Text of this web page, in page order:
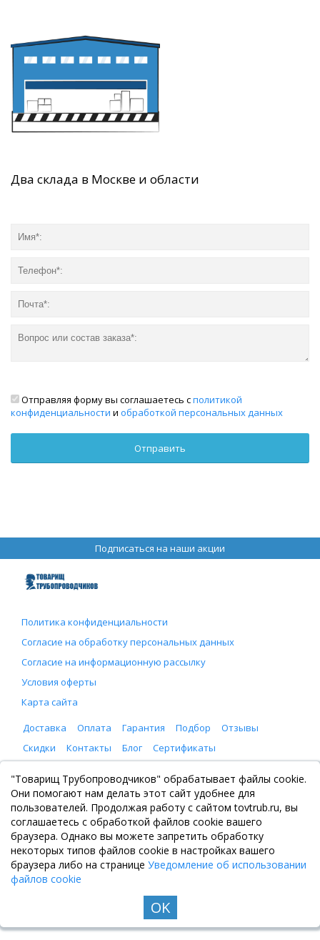
Два склада в Москве и области
Отправляя форму вы соглашаетесь сполитикой
конфиденциальности и обработкой персональных данных
Подписаться на наши акции
Политика конфиденциальности
Согласие на обработку персональных данных
Согласие на информационную рассылку
Условия оферты
Карта сайта
Доставка
Оплата Гарантия Подбор
Отзывы
Скидки
Контакты Блог Сертификаты
ООО "Товарищ Трубопроводчиков"
Москва, Рязанский проспект 8, с. 2
+7 (495) 065-46-75
zakaz@tovtrub.ru
09:00-17:00 ПН-ПТ
Склад: Москва, Рязанский проспект 8, с. 2
© Все права защищены. Информация сайта защищена законом об авторских правах, 2020-
"Товарищ Трубопроводчиков" обрабатывает файлы cookie.
Они помогают нам делать этот сайт удобнее для
пользователей. Продолжая работу с сайтом tovtrub.ru, вы
соглашаетесь с обработкой файлов cookie вашего
браузера. Однако вы можете запретить обработку
некоторых типов файлов cookie в настройках вашего
браузера либо на странице Уведомление об использовании
файлов cookie
OK